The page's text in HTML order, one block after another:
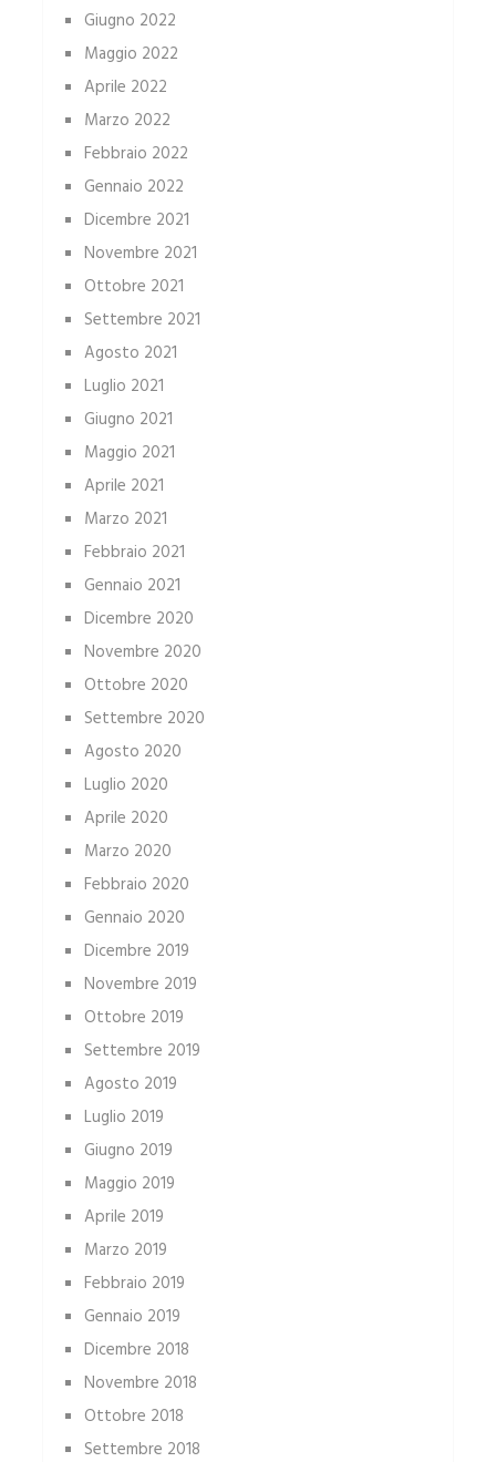
Giugno 2022
Maggio 2022
Aprile 2022
Marzo 2022
Febbraio 2022
Gennaio 2022
Dicembre 2021
Novembre 2021
Ottobre 2021
Settembre 2021
Agosto 2021
Luglio 2021
Giugno 2021
Maggio 2021
Aprile 2021
Marzo 2021
Febbraio 2021
Gennaio 2021
Dicembre 2020
Novembre 2020
Ottobre 2020
Settembre 2020
Agosto 2020
Luglio 2020
Aprile 2020
Marzo 2020
Febbraio 2020
Gennaio 2020
Dicembre 2019
Novembre 2019
Ottobre 2019
Settembre 2019
Agosto 2019
Luglio 2019
Giugno 2019
Maggio 2019
Aprile 2019
Marzo 2019
Febbraio 2019
Gennaio 2019
Dicembre 2018
Novembre 2018
Ottobre 2018
Settembre 2018